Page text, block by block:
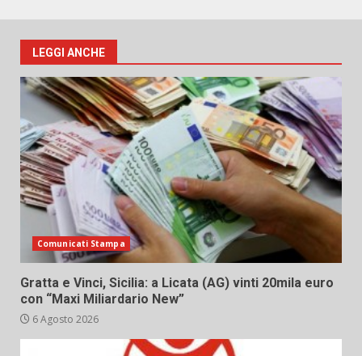
LEGGI ANCHE
Comunicati Stampa
Gratta e Vinci, Sicilia: a Licata (AG) vinti 20mila euro
con “Maxi Miliardario New”
6 Agosto 2026